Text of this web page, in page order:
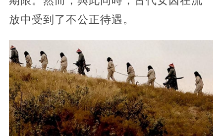
放中受到了不公正待遇。